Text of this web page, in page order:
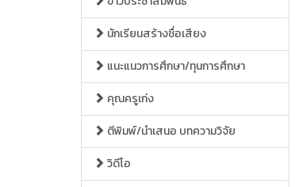
นักเรียนสร้างชื่อเสียง
แนะแนวการศึกษา/ทุนการศึกษา
คุณครูเก่ง
ตีพิมพ์/นำเสนอ บทความวิจัย
วิดีโอ